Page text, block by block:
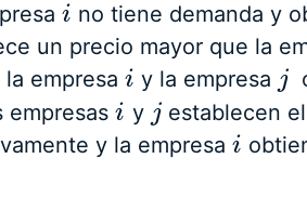
i
i no tiene demanda y
un precio mayor que la
empresa i
i y la empresa j
j
empresasi
i y j
j establecen
y la empresa i
i